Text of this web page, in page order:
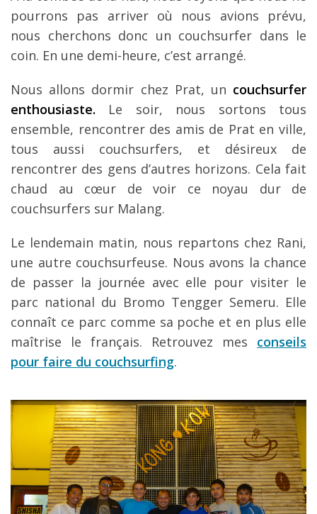
pourrons pas arriver où nous avions prévu,
nous cherchons donc un couchsurfer dans le
coin. En une demi-heure, c’est arrangé.
Nous allons dormir chez Prat, un couchsurfer
enthousiaste. Le soir, nous sortons tous
ensemble, rencontrer des amis de Prat en ville,
tous aussi couchsurfers, et désireux de
rencontrer des gens d’autres horizons. Cela fait
chaud au cœur de voir ce noyau dur de
couchsurfers sur Malang.
Le lendemain matin, nous repartons chez Rani,
une autre couchsurfeuse. Nous avons la chance
de passer la journée avec elle pour visiter le
parc national du Bromo Tengger Semeru. Elle
connaît ce parc comme sa poche et en plus elle
maîtrise le français. Retrouvez mes conseils
pour faire du couchsurfing.